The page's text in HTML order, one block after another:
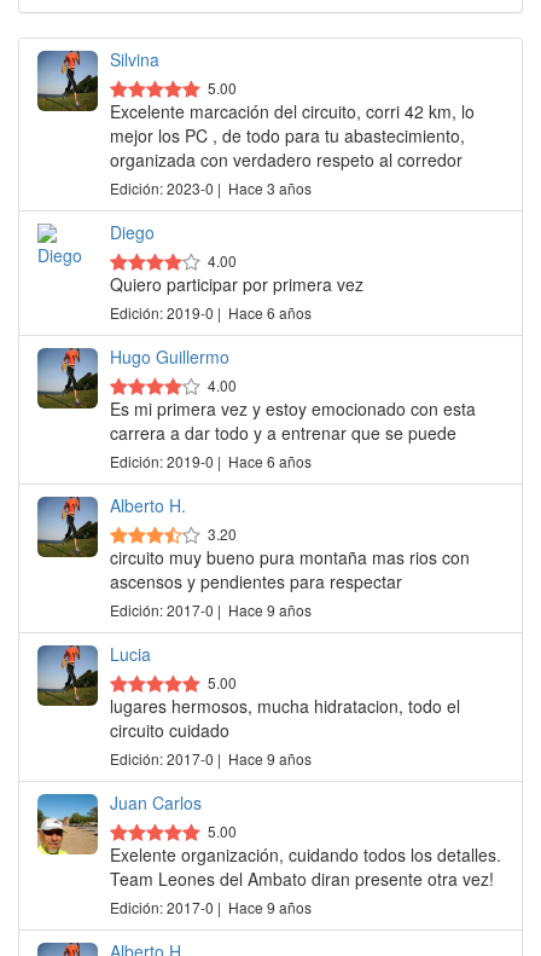
Silvina
5.00
Excelente marcación del circuito, corri 42 km, lo
mejor los PC , de todo para tu abastecimiento,
organizada con verdadero respeto al corredor
Edición: 2023-0 | Hace 3 años
Diego
4.00
Quiero participar por primera vez
Edición: 2019-0 | Hace 6 años
Hugo Guillermo
4.00
Es mi primera vez y estoy emocionado con esta
carrera a dar todo y a entrenar que se puede
Edición: 2019-0 | Hace 6 años
Alberto H.
3.20
circuito muy bueno pura montaña mas rios con
ascensos y pendientes para respectar
Edición: 2017-0 | Hace 9 años
Lucia
5.00
lugares hermosos, mucha hidratacion, todo el
circuito cuidado
Edición: 2017-0 | Hace 9 años
Juan Carlos
5.00
Exelente organización, cuidando todos los detalles.
Team Leones del Ambato diran presente otra vez!
Edición: 2017-0 | Hace 9 años